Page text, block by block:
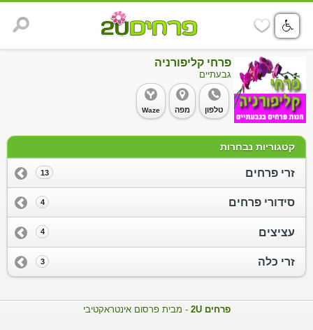
פרחי קליפורניה
גבעתיים
Waze מפה טלפון
קטגוריות נבחרות
זרי פרחים 13
סידורי פרחים 4
עציצים 4
זרי כלה 3
פרחים 2U - מבית פרסום אינטראקטיבי